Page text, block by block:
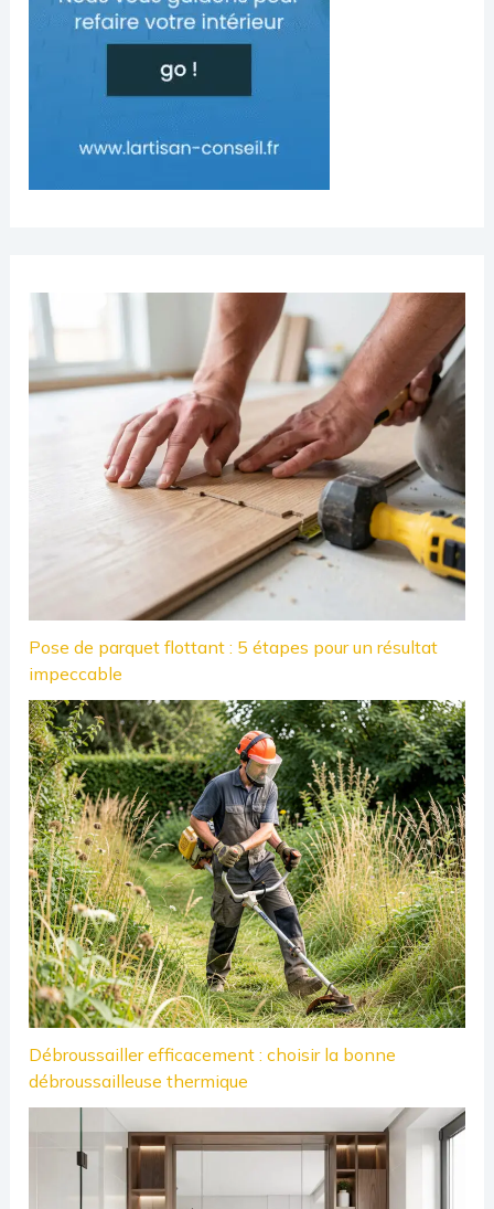
Pose de parquet flottant : 5 étapes pour un résultat
impeccable
Débroussailler efficacement : choisir la bonne
débroussailleuse thermique